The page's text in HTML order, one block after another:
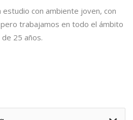
con ambiente joven, con
trabajamos en todo el ámbito
25 años.